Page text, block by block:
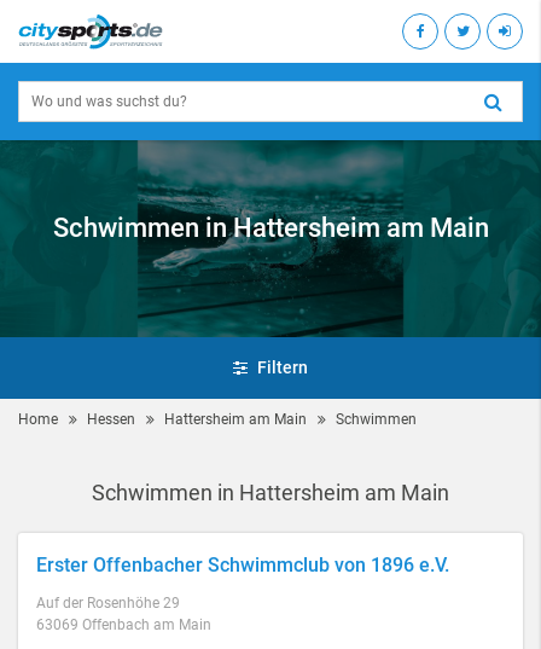
Schwimmen in Hattersheim am Main
Filtern
Home Hessen Hattersheim am Main Schwimmen
Schwimmen in Hattersheim am Main
Erster Offenbacher Schwimmclub von 1896 e.V.
Auf der Rosenhöhe 29
63069 Offenbach am Main